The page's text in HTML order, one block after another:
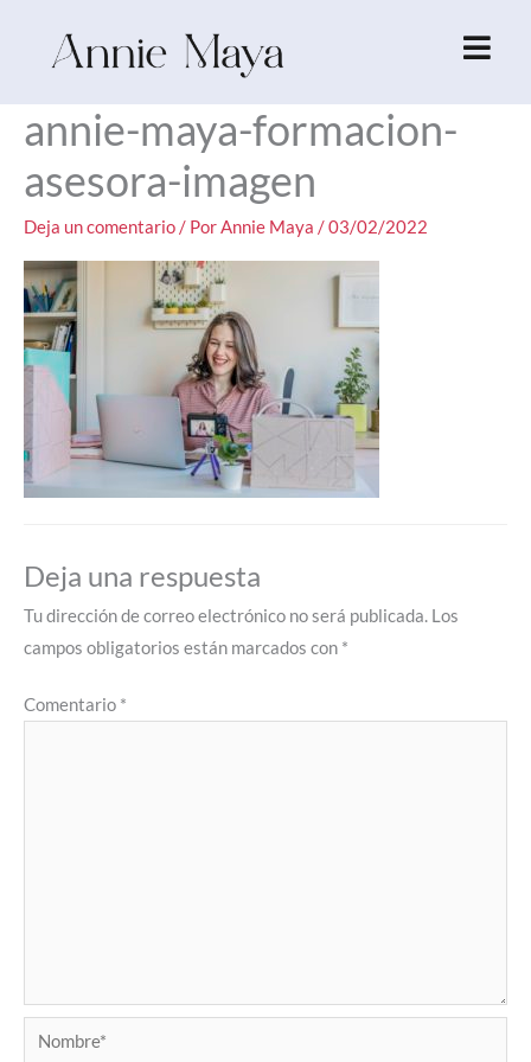
annie-maya-formacion-
asesora-imagen
Deja un comentario/ PorAnnie Maya /03/02/2022
Deja una respuesta
Tu dirección de correo electrónico no será publicada. Los
campos obligatorios están marcados con *
Comentario *
Nombre*